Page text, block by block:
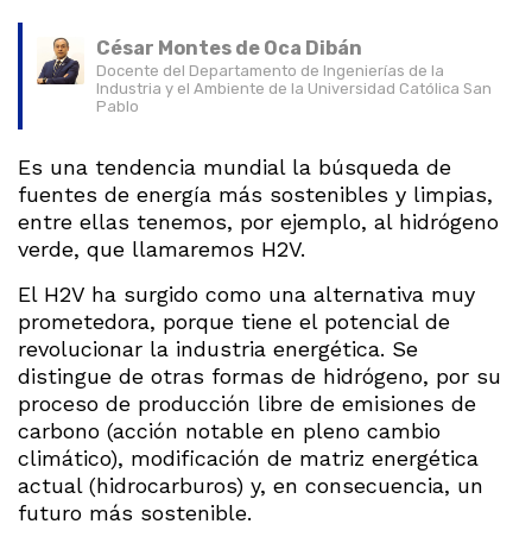
César Montes de Oca Dibán
Docente del Departamento de Ingenierías de la
Industria y el Ambiente de la Universidad Católica San
Pablo
Es una tendencia mundial la búsqueda de
fuentes de energía más sostenibles y limpias,
entre ellas tenemos, por ejemplo, al hidrógeno
verde, que llamaremos H2V.
El H2V ha surgido como una alternativa muy
prometedora, porque tiene el potencial de
revolucionar la industria energética. Se
distingue de otras formas de hidrógeno, por su
proceso de producción libre de emisiones de
carbono (acción notable en pleno cambio
climático), modificación de matriz energética
actual (hidrocarburos) y, en consecuencia, un
futuro más sostenible.